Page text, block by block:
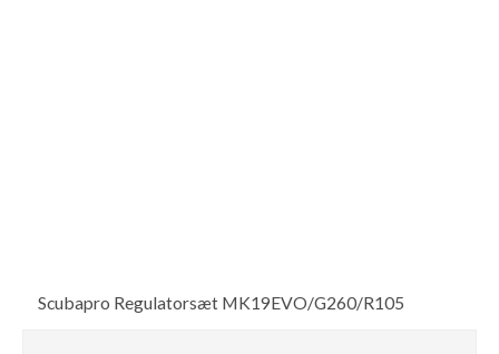
Scubapro Regulatorsæt MK19EVO/G260/R105